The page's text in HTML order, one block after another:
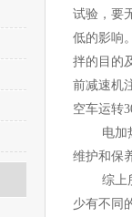
试验，要
低的影响
拌的目的
前减速机
空车运转
电加热
维护和保
综上所
少有不同